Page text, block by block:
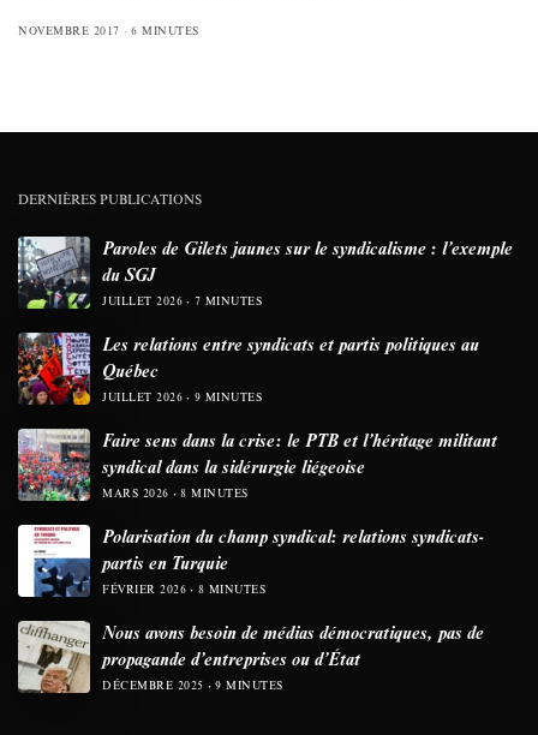
NOVEMBRE 2017 6 MINUTES
DERNIÈRES PUBLICATIONS
Paroles de Gilets jaunes sur le syndicalisme : l’exemple
du SGJ
JUILLET 2026 7 MINUTES
Les relations entre syndicats et partis politiques au
Québec
JUILLET 2026 9 MINUTES
Faire sens dans la crise: le PTB et l’héritage militant
syndical dans la sidérurgie liégeoise
MARS 2026 8 MINUTES
Polarisation du champ syndical: relations syndicats-
partis en Turquie
FÉVRIER 2026 8 MINUTES
Nous avons besoin de médias démocratiques, pas de
propagande d’entreprises ou d’État
DÉCEMBRE 2025 9 MINUTES